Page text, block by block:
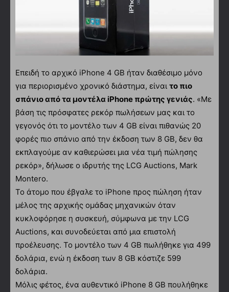
Επειδή το αρχικό iPhone 4 GB ήταν διαθέσιμο μόνο
για περιορισμένο χρονικό διάστημα, είναι το πιο
σπάνιο από τα μοντέλα iPhone πρώτης γενιάς. «Με
βάση τις πρόσφατες ρεκόρ πωλήσεων μας και το
γεγονός ότι το μοντέλο των 4 GB είναι πιθανώς 20
φορές πιο σπάνιο από την έκδοση των 8 GB, δεν θα
εκπλαγούμε αν καθιερώσει μια νέα τιμή πώλησης
ρεκόρ», δήλωσε ο ιδρυτής της LCG Auctions, Mark
Montero.
Το άτομο που έβγαλε το iPhone προς πώληση ήταν
μέλος της αρχικής ομάδας μηχανικών όταν
κυκλοφόρησε η συσκευή, σύμφωνα με την LCG
Auctions, και συνοδεύεται από μια επιστολή
προέλευσης. Το μοντέλο των 4 GB πωλήθηκε για 499
δολάρια, ενώ η έκδοση των 8 GB κόστιζε 599
δολάρια.
Μόλις φέτος, ένα αυθεντικό iPhone 8 GB πουλήθηκε